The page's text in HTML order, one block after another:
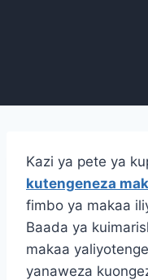
Kazi ya pete ya
kutengeneza
fimbo ya makaa
Baada ya
makaa
yanaweza